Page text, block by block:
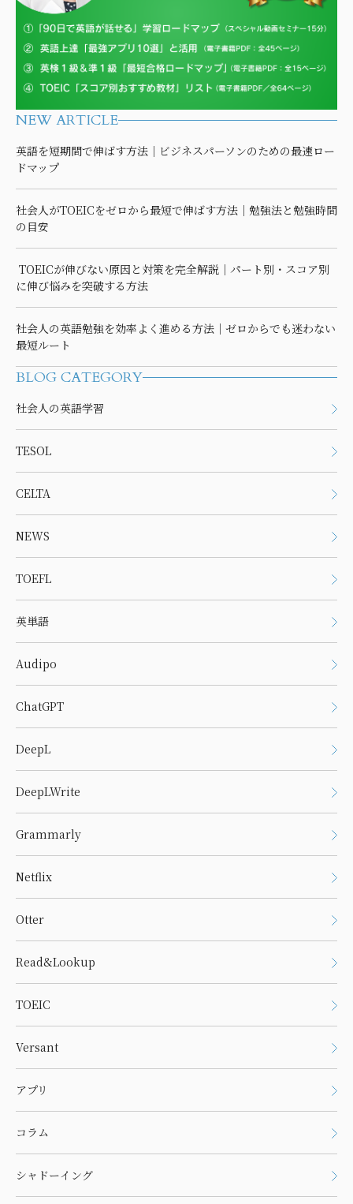
NEW ARTICLE
英語を短期間で伸ばす方法｜ビジネスパーソンのための最速ロー
ドマップ
社会人がTOEICをゼロから最短で伸ばす方法｜勉強法と勉強時間
の目安
TOEICが伸びない原因と対策を完全解説｜パート別・スコア別
に伸び悩みを突破する方法
社会人の英語勉強を効率よく進める方法｜ゼロからでも迷わない
最短ルート
BLOG CATEGORY
社会人の英語学習
TESOL
CELTA
NEWS
TOEFL
英単語
Audipo
ChatGPT
DeepL
DeepLWrite
Grammarly
Netflix
Otter
Read&Lookup
TOEIC
Versant
アプリ
コラム
シャドーイング